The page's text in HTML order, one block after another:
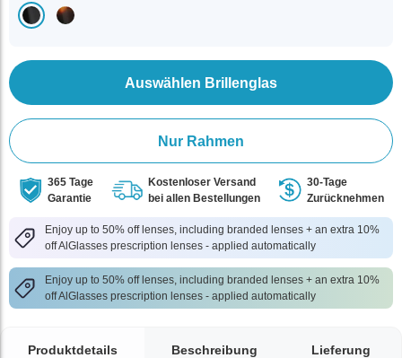
Auswählen Brillenglas
Nur Rahmen
365 Tage
Garantie
Kostenloser Versand
bei allen Bestellungen
30-Tage
Zurücknehmen
Enjoy up to 50% off lenses, including branded lenses + an extra 10%
off AlGlasses prescription lenses - applied automatically
Enjoy up to 50% off lenses, including branded lenses + an extra 10%
off AlGlasses prescription lenses - applied automatically
Produktdetails Beschreibung Lieferung